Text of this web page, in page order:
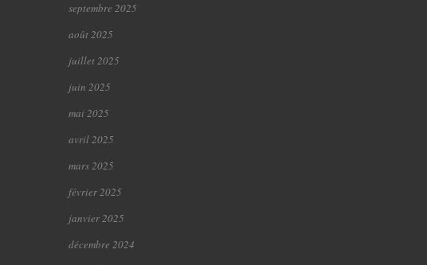
septembre 2025
août 2025
juillet 2025
juin 2025
mai 2025
avril 2025
mars 2025
février 2025
janvier 2025
décembre 2024